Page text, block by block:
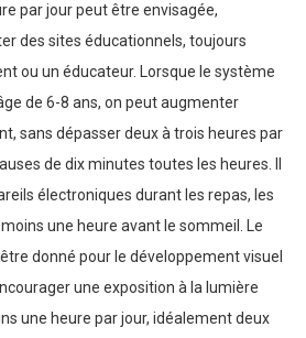
par jour peut être envisagée,
des sites éducationnels, toujours
ou un éducateur. Lorsque le système
de 6-8 ans, on peut augmenter
sans dépasser deux à trois heures par
de dix minutes toutes les heures. Il
électroniques durant les repas, les
une heure avant le sommeil. Le
donné pour le développement visuel
une exposition à la lumière
une heure par jour, idéalement deux